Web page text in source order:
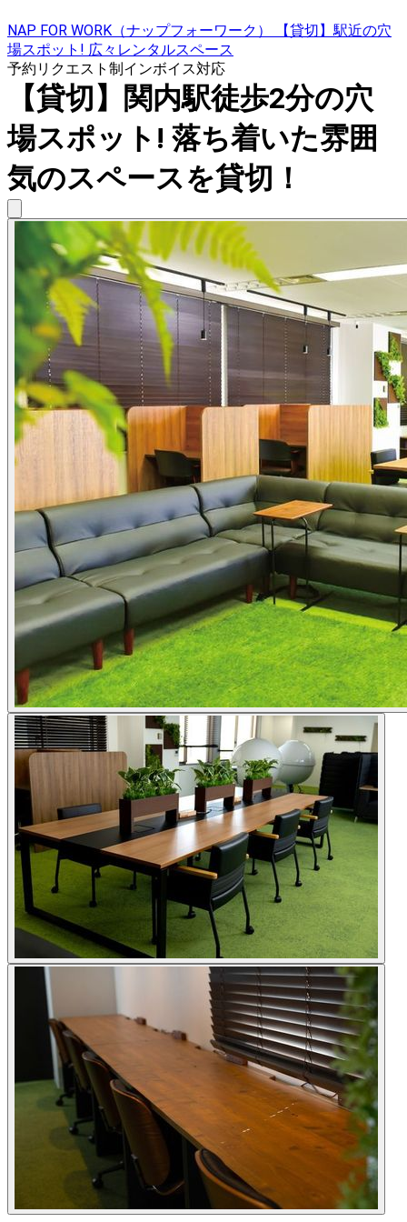
NAP FOR WORK（ナップフォーワーク） 【貸切】駅近の穴
場スポット! 広々レンタルスペース
予約リクエスト制インボイス対応
【貸切】関内駅徒歩2分の穴
場スポット! 落ち着いた雰囲
気のスペースを貸切！